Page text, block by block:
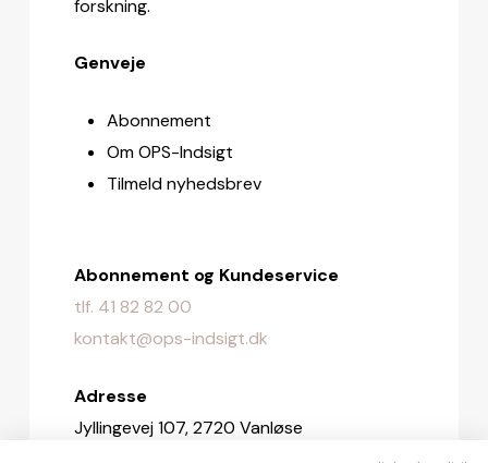
forskning.
Genveje
Abonnement
Om OPS-Indsigt
Tilmeld nyhedsbrev
Abonnement og Kundeservice
tlf. 41 82 82 00
kontakt@ops-indsigt.dk
Adresse
Jyllingevej 107, 2720 Vanløse